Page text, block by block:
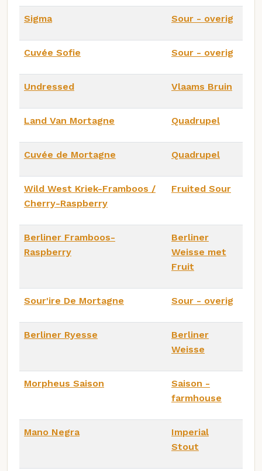
Sigma Sour - overig
Cuvée Sofie Sour - overig
Undressed Vlaams Bruin
Land Van Mortagne Quadrupel
Cuvée de Mortagne Quadrupel
Wild West Kriek-Framboos /
Cherry-Raspberry
Fruited Sour
Berliner Framboos-
Raspberry
Berliner
Weisse met
Fruit
Sour'ire De Mortagne Sour - overig
Berliner Ryesse
Berliner
Weisse
Morpheus Saison
Saison -
farmhouse
Mano Negra
Imperial
Stout